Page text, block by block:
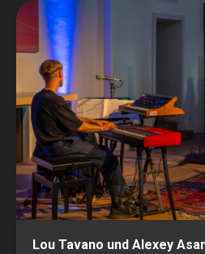
Lou Tavano und Alexey